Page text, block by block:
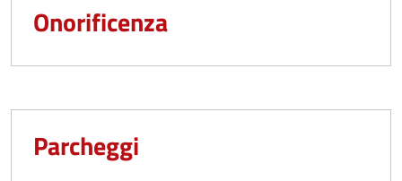
Onorificenza
Parcheggi